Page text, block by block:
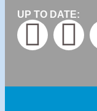
UP TO DATE: